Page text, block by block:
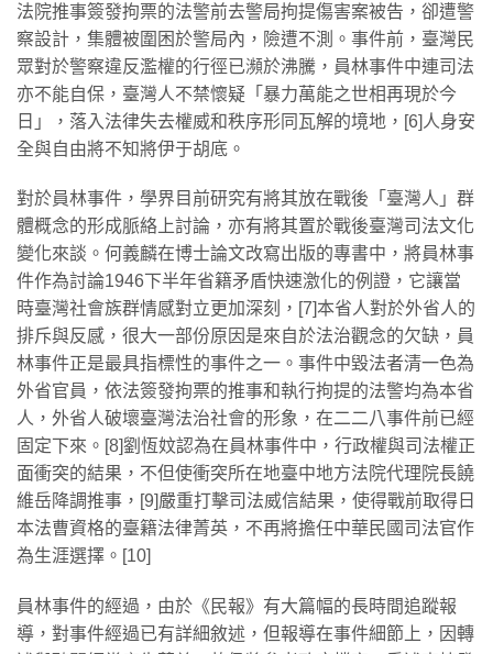
法院推事簽發拘票的法警前去警局拘提傷害案被告，卻遭警
察設計，集體被圍困於警局內，險遭不測。事件前，臺灣民
眾對於警察違反濫權的行徑已瀕於沸騰，員林事件中連司法
亦不能自保，臺灣人不禁懷疑「暴力萬能之世相再現於今
日」，落入法律失去權威和秩序形同瓦解的境地，[6]人身安
全與自由將不知將伊于胡底。
對於員林事件，學界目前研究有將其放在戰後「臺灣人」群
體概念的形成脈絡上討論，亦有將其置於戰後臺灣司法文化
變化來談。何義麟在博士論文改寫出版的專書中，將員林事
件作為討論1946下半年省籍矛盾快速激化的例證，它讓當
時臺灣社會族群情感對立更加深刻，[7]本省人對於外省人的
排斥與反感，很大一部份原因是來自於法治觀念的欠缺，員
林事件正是最具指標性的事件之一。事件中毀法者清一色為
外省官員，依法簽發拘票的推事和執行拘提的法警均為本省
人，外省人破壞臺灣法治社會的形象，在二二八事件前已經
固定下來。[8]劉恆妏認為在員林事件中，行政權與司法權正
面衝突的結果，不但使衝突所在地臺中地方法院代理院長饒
維岳降調推事，[9]嚴重打擊司法威信結果，使得戰前取得日
本法曹資格的臺籍法律菁英，不再將擔任中華民國司法官作
為生涯選擇。[10]
員林事件的經過，由於《民報》有大篇幅的長時間追蹤報
導，對事件經過已有詳細敘述，但報導在事件細節上，因轉